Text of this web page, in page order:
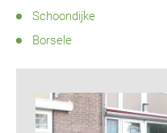
Schoondijke
Borsele